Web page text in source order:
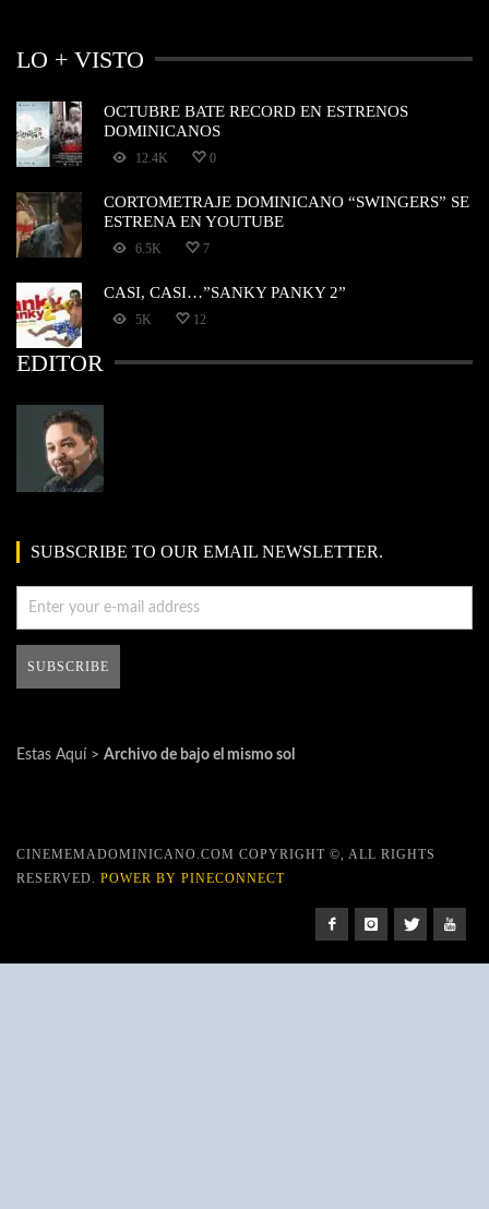
LO + VISTO
OCTUBRE BATE RECORD EN ESTRENOS
DOMINICANOS
12.4K 0
CORTOMETRAJE DOMINICANO “SWINGERS” SE
ESTRENA EN YOUTUBE
6.5K 7
CASI, CASI…”SANKY PANKY 2”
5K 12
EDITOR
SUBSCRIBE TO OUR EMAIL NEWSLETTER.
Estas Aquí > Archivo de bajo el mismo sol
CINEMEMADOMINICANO.COM COPYRIGHT ©, ALL RIGHTS
RESERVED. POWER BY PINECONNECT